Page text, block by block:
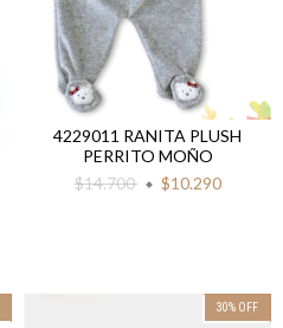
4229011 RANITA PLUSH
PERRITO MOÑO
$14.700
$10.290
30% OFF